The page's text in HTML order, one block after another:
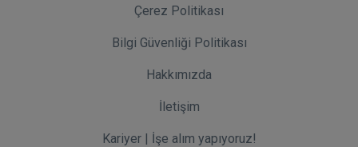
Çerez Politikası
Bilgi Güvenliği Politikası
Hakkımızda
İletişim
Kariyer | İşe alım yapıyoruz!